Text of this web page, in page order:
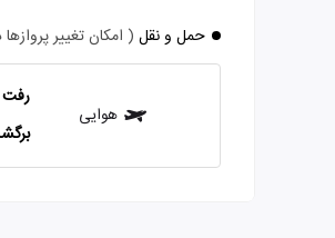
حمل و نقل ( امکان تغییر
هوایی
رفت